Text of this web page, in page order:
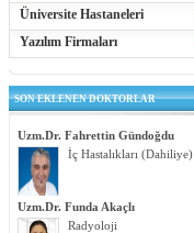
Üniversite Hastaneleri
Yazılım Firmaları
SON EKLENEN DOKTORLAR
Uzm.Dr. Fahrettin Gündoğdu
İç Hastalıkları (Dahiliye)
Uzm.Dr. Funda Akaçlı
Radyoloji